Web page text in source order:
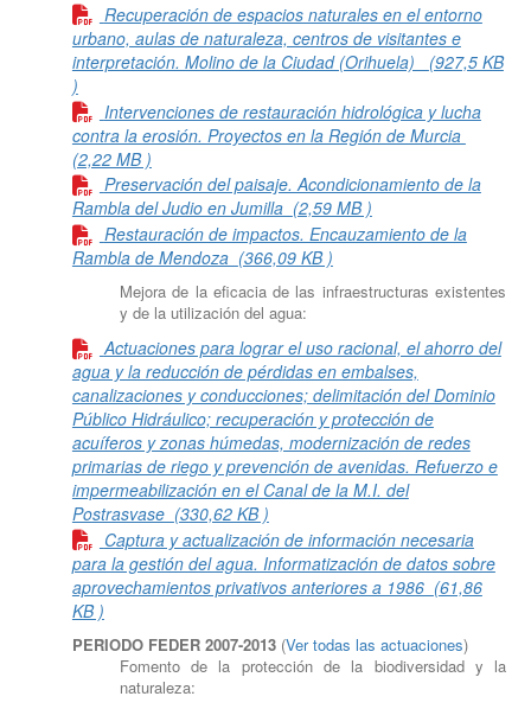
Recuperación de espacios naturales en el entorno
urbano, aulas de naturaleza, centros de visitantes e
interpretación. Molino de la Ciudad (Orihuela) (927,5 KB
)
Intervenciones de restauración hidrológica y lucha
contra la erosión. Proyectos en la Región de Murcia
(2,22 MB )
Preservación del paisaje. Acondicionamiento de la
Rambla del Judio en Jumilla (2,59 MB )
Restauración de impactos. Encauzamiento de la
Rambla de Mendoza (366,09 KB )
Mejora de la eficacia de las infraestructuras existentes
y de la utilización del agua:
Actuaciones para lograr el uso racional, el ahorro del
agua y la reducción de pérdidas en embalses,
canalizaciones y conducciones; delimitación del Dominio
Público Hidráulico; recuperación y protección de
acuíferos y zonas húmedas, modernización de redes
primarias de riego y prevención de avenidas. Refuerzo e
impermeabilización en el Canal de la M.I. del
Postrasvase (330,62 KB )
Captura y actualización de información necesaria
para la gestión del agua. Informatización de datos sobre
aprovechamientos privativos anteriores a 1986 (61,86
KB )
PERIODO FEDER 2007-2013(Ver todas las actuaciones)
Fomento de la protección de la biodiversidad y la
naturaleza: